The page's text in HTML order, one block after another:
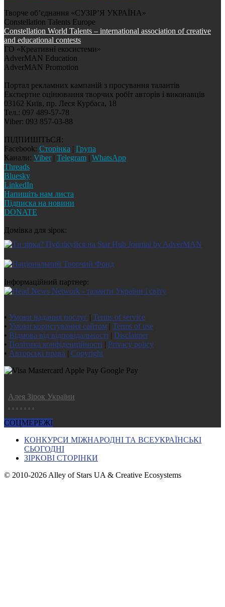
Творче об’єднання «СУЗІР’Я УКРАЇНА»
Constellation Talents Europe
Constellation World Talents – international association of creative
and educational contests
ГО «Креативні екосистеми»
AdverMAN Education
AdverMAN Promotion
Портал рекламних кампаній з просування талантів
Експертне оцінювання творчих робіт авторів і виконавців
03162 Київ, пр. Леся Курбаса, 18
Тел.: 097 489-57-78
Viber: 093 857-03-88
ПІДПИШІТЬСЯ:
Facebook: Сторінка | Група
Канали: Viber| Telegram | WhatsApp
Threads
Bluesky
LinkedIn
Напишіть нам листа
Підписка на новини
DONATE
Домівка для зірок:
Інформаційний партнер:
• Умови надання послуг | Terms of service
• Умови користування сайтом | Terms of use
• Відмова від відповідальності | Disclaimer
• Політика конфіденційності | Privacy policy
• Авторські права | Copyright
Алея Зірок України
. . . . . . .
СОЦМЕРЕЖІ
КОНКУРСИ МІЖНАРОДНІ ТА ВСЕУКРАЇНСЬКІ
СЬОГОДНІ
ЗІРКОВІ СТОРІНКИ
© 2010-2026 Alley of Stars UA & Creative Ecosystems